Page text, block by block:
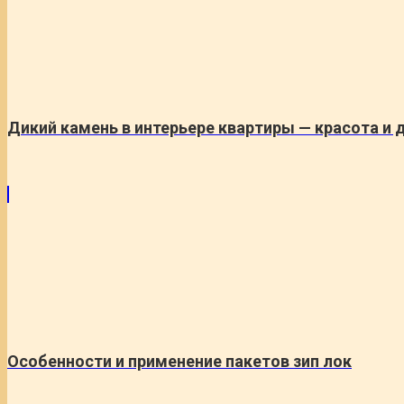
Дикий камень в интерьере квартиры — красота и
Особенности и применение пакетов зип лок